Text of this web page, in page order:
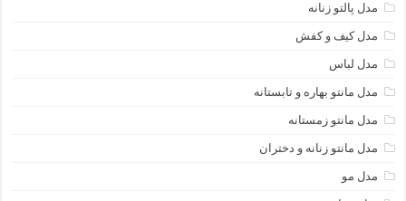
مدل پالتو زنانه
مدل کیف و کفش
مدل لباس
مدل مانتو بهاره و تابستانه
مدل مانتو زمستانه
مدل مانتو زنانه و دختران
مدل مو